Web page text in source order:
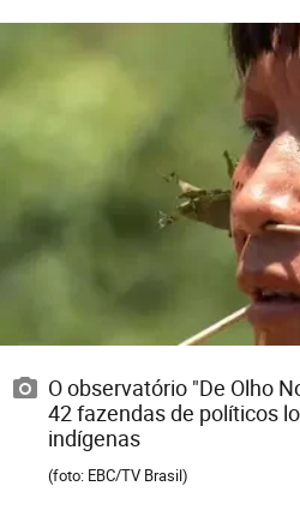
O observatório "De Olho
42 fazendas de políticos
indígenas
(foto: EBC/TV Brasil)